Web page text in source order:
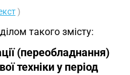
)
такого змісту:
(переобладнання)
техніки у період